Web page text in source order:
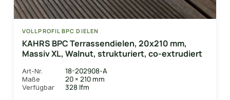
VOLLPROFIL BPC DIELEN
KAHRS BPC Terrassendielen, 20x210 mm,
Massiv XL, Walnut, strukturiert, co-extrudiert
Art-Nr. 18-202908-A
Maße 20 × 210 mm
Verfügbar 328 lfm